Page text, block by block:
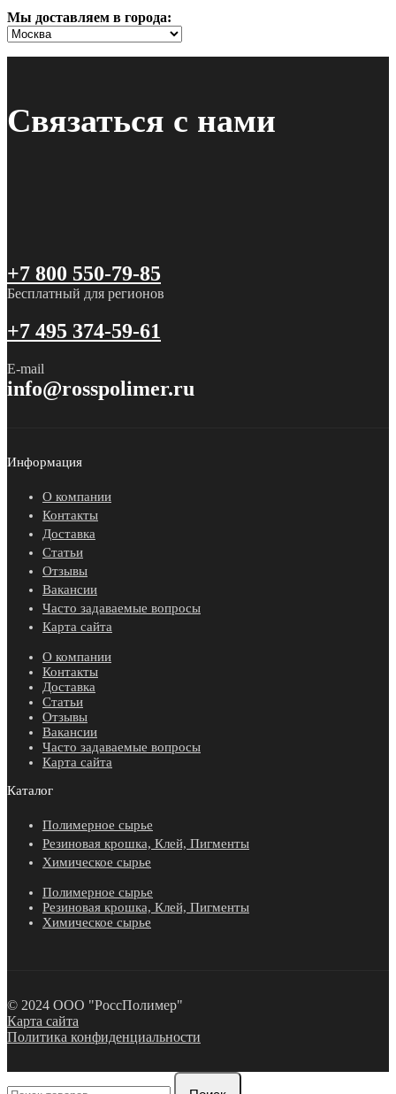
Мы доставляем в города:
Связаться с нами
+7 800 550-79-85
Бесплатный для регионов
+7 495 374-59-61
E-mail
info@rosspolimer.ru
Информация
О компании
Контакты
Доставка
Статьи
Отзывы
Вакансии
Часто задаваемые вопросы
Карта сайта
О компании
Контакты
Доставка
Статьи
Отзывы
Вакансии
Часто задаваемые вопросы
Карта сайта
Каталог
Полимерное сырье
Резиновая крошка, Клей, Пигменты
Химическое сырье
Полимерное сырье
Резиновая крошка, Клей, Пигменты
Химическое сырье
© 2024 ООО "РоссПолимер"
Карта сайта
Политика конфиденциальности